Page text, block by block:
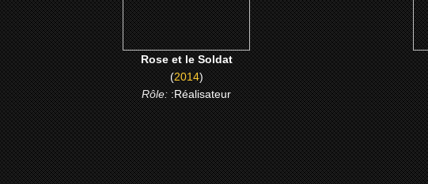
Rose et le Soldat
(2014)
Rôle::Réalisateur